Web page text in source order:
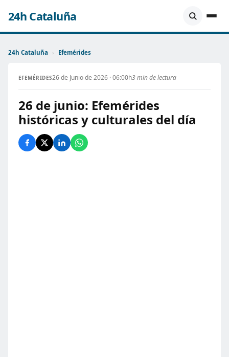
24h Cataluña
24h Cataluña › Efemérides
EFEMÉRIDES26 de Junio de 2026 · 06:00h3 min de lectura
26 de junio: Efemérides
históricas y culturales del día